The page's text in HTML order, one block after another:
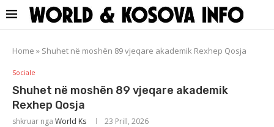
Home » Shuhet në moshën 89 vjeqare akademik Rexhep Qosja
Sociale
Shuhet në moshën 89 vjeqare akademik
Rexhep Qosja
shkruar nga World Ks 23 Prill, 2026